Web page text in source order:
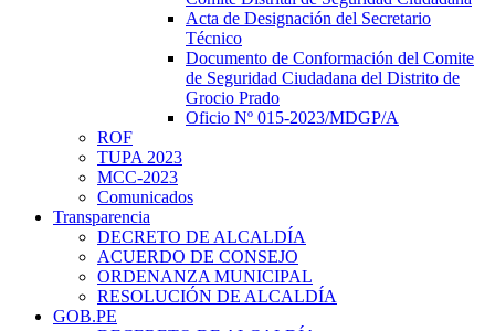
Acta de Designación del Secretario
Técnico
Documento de Conformación del Comite
de Seguridad Ciudadana del Distrito de
Grocio Prado
Oficio Nº 015-2023/MDGP/A
ROF
TUPA 2023
MCC-2023
Comunicados
Transparencia
DECRETO DE ALCALDÍA
ACUERDO DE CONSEJO
ORDENANZA MUNICIPAL
RESOLUCIÓN DE ALCALDÍA
GOB.PE